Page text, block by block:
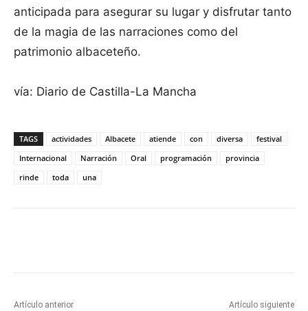
anticipada para asegurar su lugar y disfrutar tanto
de la magia de las narraciones como del
patrimonio albaceteño.
vía: Diario de Castilla-La Mancha
TAGS actividades Albacete atiende con diversa
festival
Internacional
Narración Oral programación
provincia
rinde
toda una
Artículo anterior Artículo siguiente